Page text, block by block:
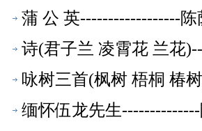
蒲 公 英------------------
诗(君子兰 凌霄花 兰花
咏树三首(枫树 梧桐 椿
缅怀伍龙先生